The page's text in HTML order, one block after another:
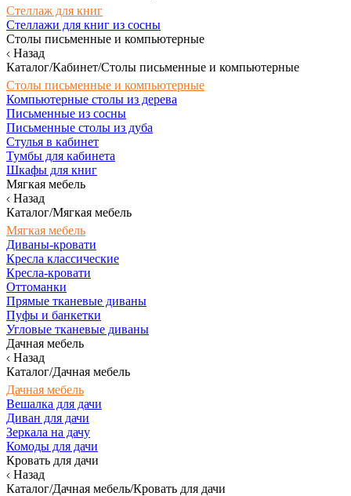
Стеллаж для книг
Стеллажи для книг из сосны
Столы письменные и компьютерные
Назад
Каталог/Кабинет/Столы письменные и компьютерные
Столы письменные и компьютерные
Компьютерные столы из дерева
Письменные из сосны
Письменные столы из дуба
Стулья в кабинет
Тумбы для кабинета
Шкафы для книг
Мягкая мебель
Назад
Каталог/Мягкая мебель
Мягкая мебель
Диваны-кровати
Кресла классические
Кресла-кровати
Оттоманки
Прямые тканевые диваны
Пуфы и банкетки
Угловые тканевые диваны
Дачная мебель
Назад
Каталог/Дачная мебель
Дачная мебель
Вешалка для дачи
Диван для дачи
Зеркала на дачу
Комоды для дачи
Кровать для дачи
Назад
Каталог/Дачная мебель/Кровать для дачи